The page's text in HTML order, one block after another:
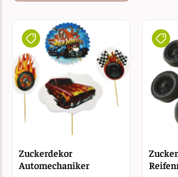
Zuckerdekor
Automechaniker